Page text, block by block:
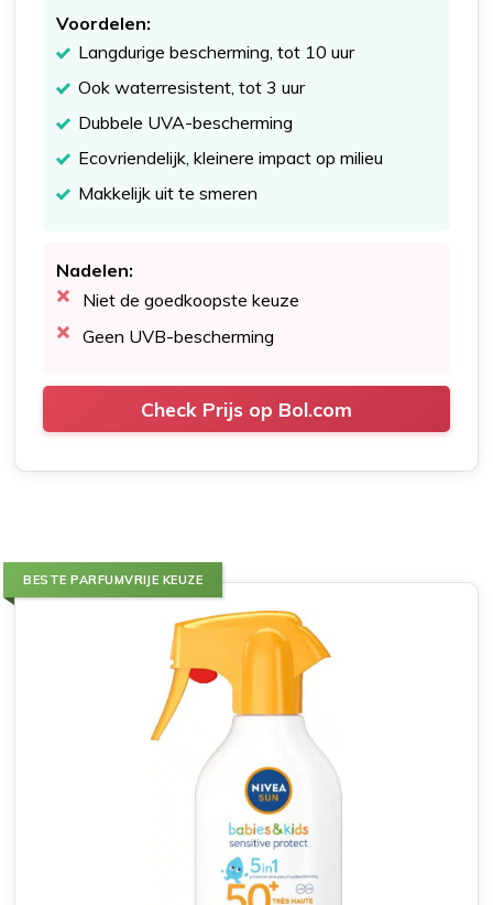
Voordelen:
Langdurige bescherming, tot 10 uur
Ook waterresistent, tot 3 uur
Dubbele UVA-bescherming
Ecovriendelijk, kleinere impact op milieu
Makkelijk uit te smeren
Nadelen:
Niet de goedkoopste keuze
Geen UVB-bescherming
Check Prijs op Bol.com
BESTE PARFUMVRIJE KEUZE